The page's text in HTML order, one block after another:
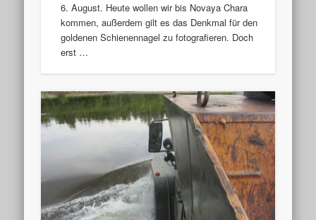
6. August. Heute wollen wir bis Novaya Chara
kommen, außerdem gilt es das Denkmal für den
goldenen Schienennagel zu fotografieren. Doch
erst …